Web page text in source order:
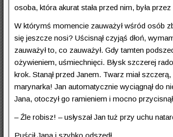
osoba, która akurat stała przed nim, była
W którymś momencie zauważył wśród osób
się jeszcze nosi? Uścisnął czyjąś dłoń,
zauważył to, co zauważył. Gdy tamten
ożywieniem, uśmiechnięci. Błysk szczerej
krok. Stanął przed Janem. Twarz miał
marynarka! Jan automatycznie wyciągnął do
Jana, otoczył go ramieniem i mocno
– Źle robisz! – usłyszał Jan tuż przy uchu
Puścił Jana i szybko odszedł.